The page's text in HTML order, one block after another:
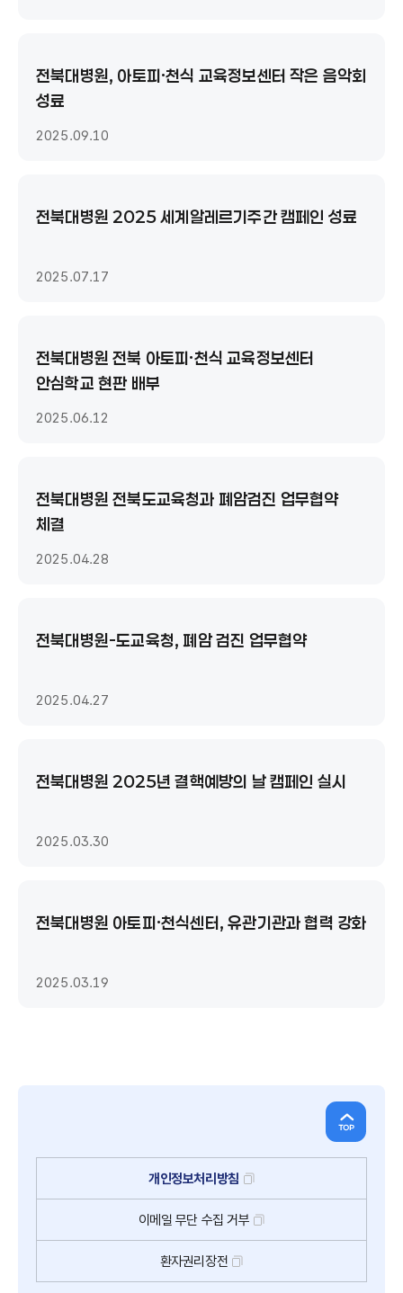
전북대병원, 아토피·천식 교육정보센터 작은 음악회
성료
2025.09.10
전북대병원 2025 세계알레르기주간 캠페인 성료
2025.07.17
전북대병원 전북 아토피·천식 교육정보센터
안심학교 현판 배부
2025.06.12
전북대병원 전북도교육청과 폐암검진 업무협약
체결
2025.04.28
전북대병원-도교육청, 폐암 검진 업무협약
2025.04.27
전북대병원 2025년 결핵예방의 날 캠페인 실시
2025.03.30
전북대병원 아토피·천식센터, 유관기관과 협력 강화
2025.03.19
개인정보처리방침
이메일 무단 수집 거부
환자권리장전